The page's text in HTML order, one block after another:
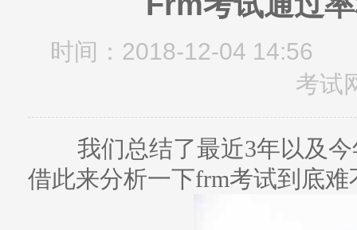
时间：2018-12-04 14:56
考试
我们总结了最近3年以及今
借此来分析一下frm考试到底难